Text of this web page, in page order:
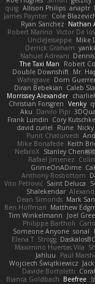
quig Allison Philips anaptr
James Paynter Cole
Ryan Sanchez Nathan
Robert Marino Victor De
UncleJesseppe Mike
Derrick Graham
Nahuel Adreani
The Taxi Man
Robert
Double Downshift Mr.
Wahrgrave Dom
Diran Bebekian Caleb
Morrissey Alexander
Christian Forsgren Venky
Aku Danilo Pipi
Frank Lundin Cory
david curiel
Rune
Punit Chaturvedi
Mike Bonafede Keith
NefaroX Stanley Chen榕
Rafael Jimenez
GrimeOnADime
Anthony Rosbottom
Vito Petrović Saint Deluca
Shalekendar
Dean Simonds Mark
Ben Hoffman Matthew
Tim Winkelmann
Joel
Philippe Bartholi
Someone Anyone sonal
Elena T Strogg
Maximino Huertas Vila
Jahluu
Paul
Wojciech Świątkiewicz
Davide Bortoletti Coral
Bianca Goldbach Beefree